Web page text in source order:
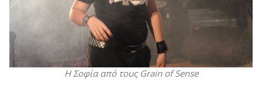
Η Σοφία από τους Grain of Sense